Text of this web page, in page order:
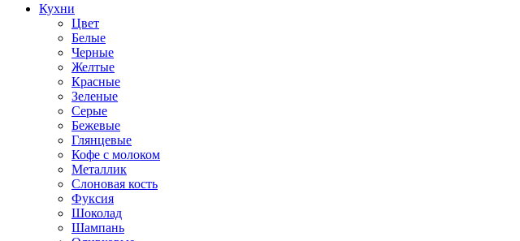
Кухни
Цвет
Белые
Черные
Желтые
Красные
Зеленые
Серые
Бежевые
Глянцевые
Кофе с молоком
Металлик
Слоновая кость
Фуксия
Шоколад
Шампань